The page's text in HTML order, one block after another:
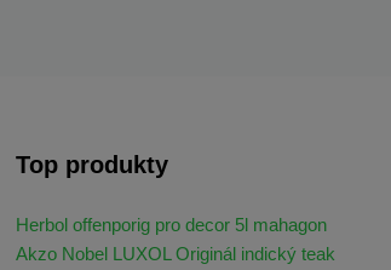
Top produkty
Herbol offenporig pro decor 5l mahagon
Akzo Nobel LUXOL Originál indický teak